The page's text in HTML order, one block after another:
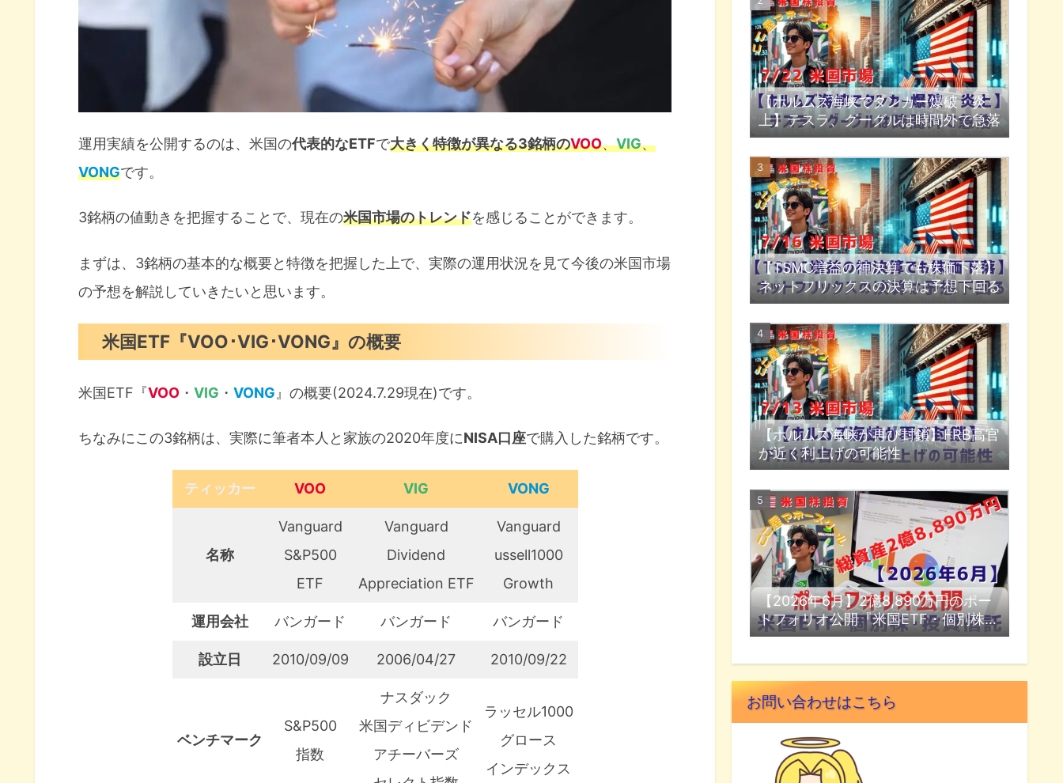
運用実績を公開するのは、米国の代表的なETFで大きく特徴が異なる3銘柄のVOO、VIG、
VONGです。
3銘柄の値動きを把握することで、現在の米国市場のトレンドを感じることができます。
まずは、3銘柄の基本的な概要と特徴を把握した上で、実際の運用状況を見て今後の米国市場
の予想を解説していきたいと思います。
米国ETF『VOO･VIG･VONG』の概要
米国ETF『VOO ・ VIG ・ VONG 』の概要(2024.7.29現在)です。
ちなみにこの3銘柄は、実際に筆者本人と家族の2020年度にNISA口座で購入した銘柄です。
ティッカー VOO VIG VONG
名称
Vanguard
S&P500
ETF
Vanguard
Dividend
Appreciation ETF
Vanguard
ussell1000
Growth
運用会社 バンガード バンガード バンガード
設立日 2010/09/09 2006/04/27 2010/09/22
ベンチマーク
S&P500
指数
ナスダック
米国ディビデンド
アチーバーズ
ラッセル1000
グロース
インデックス
【ホルムズ海峡でタンカー爆破・炎
上】テスラ、グーグルは時間外で急落
【TSMC増益の神決算でも株価下落】
ネットフリックスの決算は予想下回る
【ホルムズ海峡が再び封鎖】FRB高官
が近く利上げの可能性
【2026年6月】2億8,890万円のポー
トフォリオ公開『米国ETF・個別株・
投資信託』
お問い合わせはこちら